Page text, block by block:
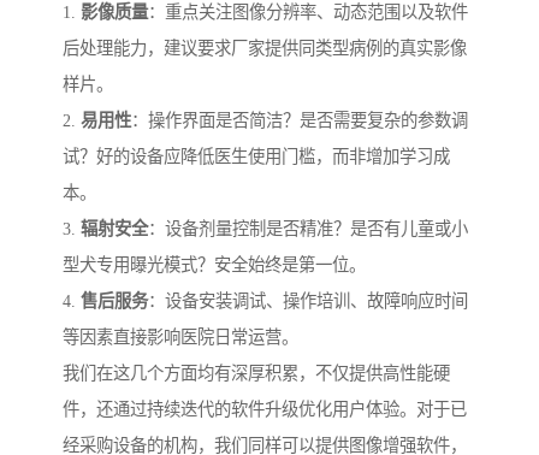
1. 影像质量：重点关注图像分辨率、动态范围以及软件
后处理能力，建议要求厂家提供同类型病例的真实影像
样片。
2. 易用性：操作界面是否简洁？是否需要复杂的参数调
试？好的设备应降低医生使用门槛，而非增加学习成
本。
3. 辐射安全：设备剂量控制是否精准？是否有儿童或小
型犬专用曝光模式？安全始终是第一位。
4. 售后服务：设备安装调试、操作培训、故障响应时间
等因素直接影响医院日常运营。
我们在这几个方面均有深厚积累，不仅提供高性能硬
件，还通过持续迭代的软件升级优化用户体验。对于已
经采购设备的机构，我们同样可以提供图像增强软件，